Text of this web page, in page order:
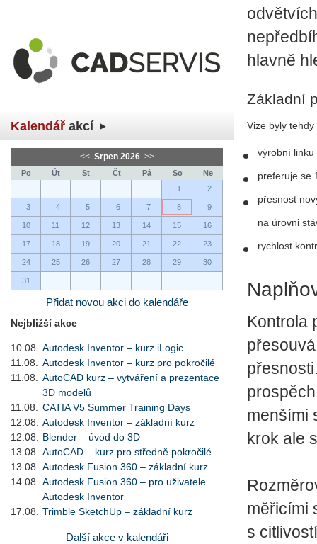
Kalendář akcí
<< Srpen 2026 >>
Po Út St Čt Pá So
Ne
1
2
3 4 5 6 7 8 9
10 11 12 13 14 15 16
17 18 19 20 21 22 23
24 25 26 27 28 29 30
31
Přidat novou akci do kalendáře
Nejbližší akce
10.08.
Autodesk Inventor – kurz iLogic
11.08.
Autodesk Inventor – kurz pro pokročilé
11.08.
AutoCAD kurz – vytváření a prezentace
3D modelů
11.08.
CATIA V5 Summer Training Days
12.08.
Autodesk Inventor – základní kurz
12.08.
Blender – úvod do 3D
13.08.
AutoCAD – kurz pro středně pokročilé
13.08.
Autodesk Fusion 360 – základní kurz
14.08.
Autodesk Fusion 360 – pro uživatele
Autodesk Inventor
17.08.
Trimble SketchUp – základní kurz
Další akce v kalendáři
hlavně
Základní
Vize byly
výrobní
preferuje se
přesnost
na úrovni
rychlost
Kontrola
menšími
krok ale
měřicími
s